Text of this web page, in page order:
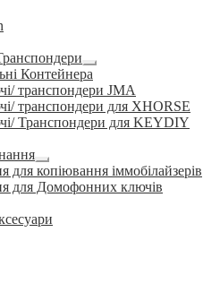
Розгорнуте
вкладене
меню
Контейнера
транспондери JMA
транспондери для XHORSE
Транспондери для KEYDIY
Розгорнуте
вкладене
меню
для копіювання іммобілайзерів
для Домофонних ключів